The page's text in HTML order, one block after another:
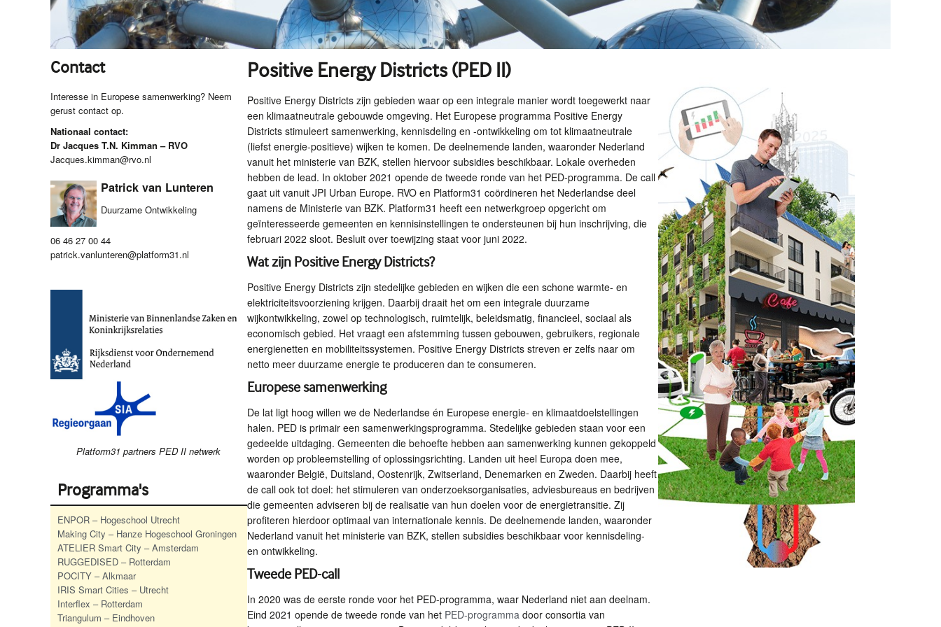
Contact
Interesse in Europese samenwerking? Neem
gerust contact op.
Nationaal contact:
Dr Jacques T.N. Kimman – RVO
Jacques.kimman@rvo.nl
Patrick van Lunteren
Duurzame Ontwikkeling
06 46 27 00 44
patrick.vanlunteren@platform31.nl
Platform31 partners PED II netwerk
Programma's
ENPOR – Hogeschool Utrecht
Making City – Hanze Hogeschool Groningen
ATELIER Smart City – Amsterdam
RUGGEDISED – Rotterdam
POCITY – Alkmaar
IRIS Smart Cities – Utrecht
Interflex – Rotterdam
Triangulum – Eindhoven
Positive Energy Districts (PED II)
Positive Energy Districts zijn gebieden waar op een integrale manier wordt toegewerkt naar
een klimaatneutrale gebouwde omgeving. Het Europese programma Positive Energy
Districts stimuleert samenwerking, kennisdeling en -ontwikkeling om tot klimaatneutrale
(liefst energie-positieve) wijken te komen. De deelnemende landen, waaronder Nederland
vanuit het ministerie van BZK, stellen hiervoor subsidies beschikbaar. Lokale overheden
hebben de lead. In oktober 2021 opende de tweede ronde van het PED-programma. De call
gaat uit vanuit JPI Urban Europe. RVOen Platform31 coördineren het Nederlandse deel
namens de Ministerie van BZK. Platform31 heeft een netwerkgroep opgericht om
geïnteresseerde gemeenten en kennisinstellingen te ondersteunen bij hun inschrijving, die
februari 2022 sloot. Besluit over toewijzing staat voor juni 2022.
Wat zijn Positive Energy Districts?
Positive Energy Districts zijn stedelijke gebieden en wijken die een schone warmte- en
elektriciteitsvoorziening krijgen. Daarbij draait het om een integrale duurzame
wijkontwikkeling, zowel op technologisch, ruimtelijk, beleidsmatig, financieel, sociaal als
economisch gebied. Het vraagt een afstemming tussen gebouwen, gebruikers, regionale
energienetten en mobiliteitssystemen. Positive Energy Districts streven er zelfs naar om
netto meer duurzame energie te produceren dan te consumeren.
Europese samenwerking
De lat ligt hoog willen we de Nederlandse én Europese energie- en klimaatdoelstellingen
halen. PEDis primair een samenwerkingsprogramma. Stedelijke gebieden staan voor een
gedeelde uitdaging. Gemeenten die behoefte hebben aan samenwerking kunnen gekoppeld
worden op probleemstelling of oplossingsrichting. Landen uit heel Europa doen mee,
waaronder België, Duitsland, Oostenrijk, Zwitserland, Denemarken en Zweden. Daarbij heeft
de call ook tot doel: het stimuleren van onderzoeksorganisaties, adviesbureaus en bedrijven
die gemeenten adviseren bij de realisatie van hun doelen voor de energietransitie. Zij
profiteren hierdoor optimaal van internationale kennis. De deelnemende landen, waaronder
Nederland vanuit het ministerie van BZK, stellen subsidies beschikbaar voor kennisdeling-
en ontwikkeling.
Tweede PED-call
In 2020 was de eerste ronde voor het PED-programma, waar Nederland niet aan deelnam.
Eind 2021 opende de tweede ronde van het PED-programmadoor consortia van